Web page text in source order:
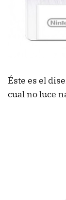
Éste es el
cual no luce